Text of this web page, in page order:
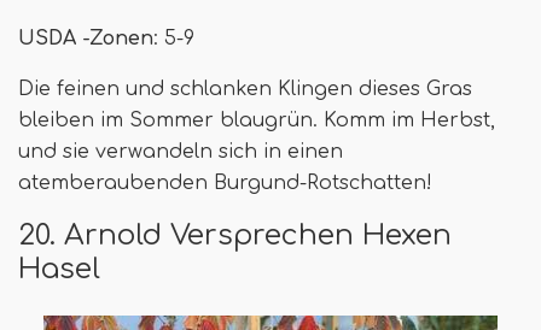
USDA -Zonen: 5-9
Die feinen und schlanken Klingen dieses Gras
bleiben im Sommer blaugrün. Komm im Herbst,
und sie verwandeln sich in einen
atemberaubenden Burgund-Rotschatten!
20. Arnold Versprechen Hexen
Hasel